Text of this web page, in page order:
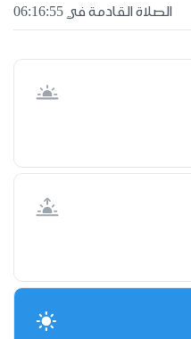
الصلاة القادمة في 06:16:55